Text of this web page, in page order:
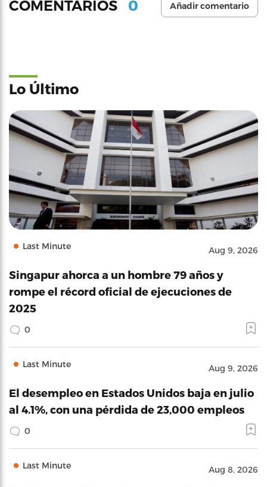
COMENTARIOS 0 Añadir comentario
Lo Último
Last Minute Aug 9, 2026
Singapur ahorca a un hombre 79 años y
rompe el récord oficial de ejecuciones de
2025
0
Last Minute Aug 9, 2026
El desempleo en Estados Unidos baja en julio
al 4.1%, con una pérdida de 23,000 empleos
0
Last Minute Aug 8, 2026